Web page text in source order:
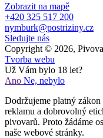
Zobrazit na mapě
+420 325 517 200
nymburk@postriziny.cz
Sledujte nás
Copyright © 2026,
Tvorba webu
Už Vám bylo 18 let?
Ano Ne, nebylo
Dodržujeme platný
reklamu a dobrovolný
pivovarů. Proto žádáme
naše webové stránky.